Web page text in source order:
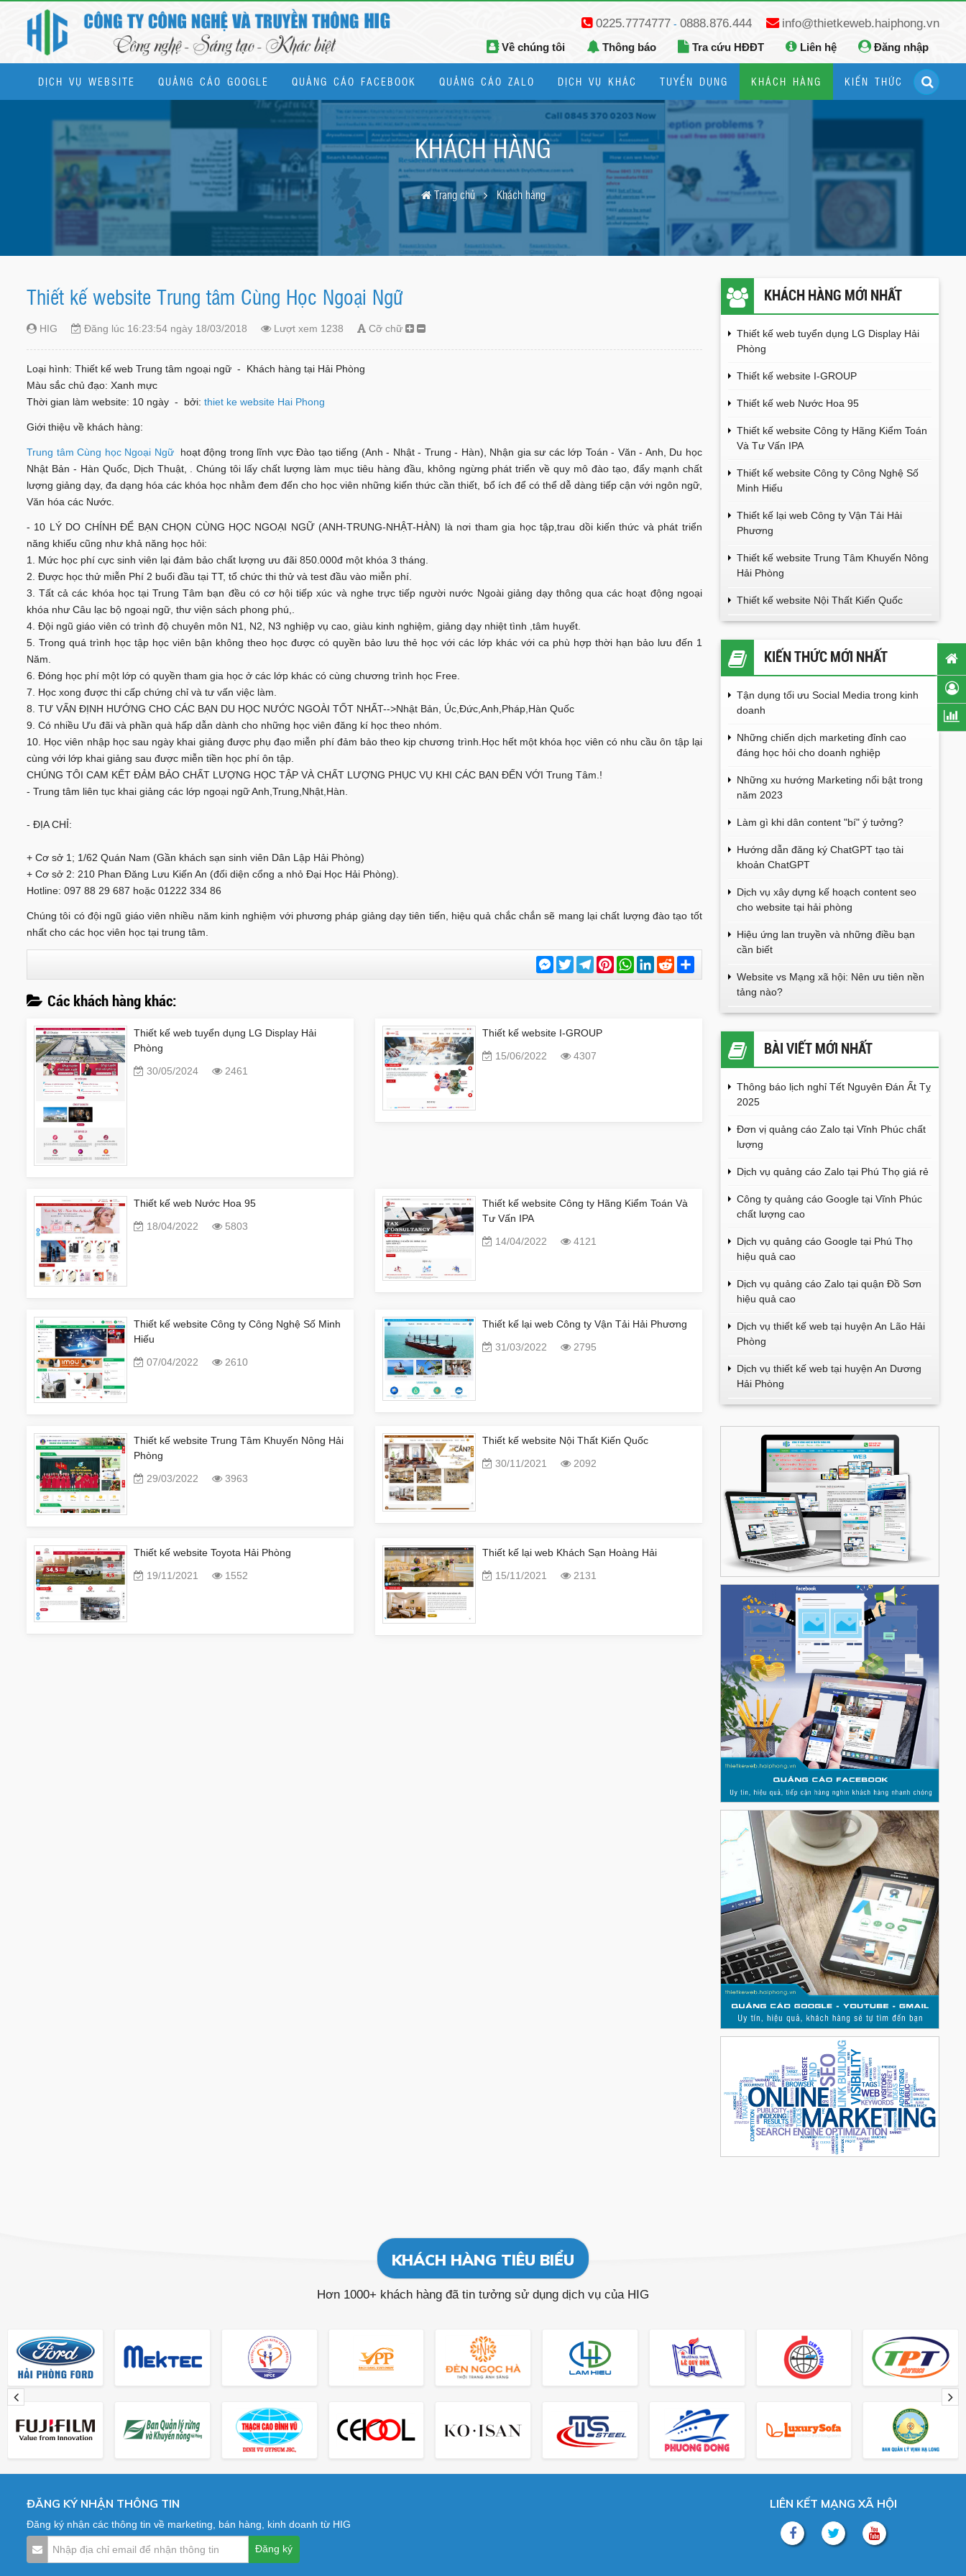
0225.7774777 - 0888.876.444 info@thietkeweb.haiphong.vn
Về chúng tôi Thông báo Tra cứu HĐĐT Liên hệ Đăng nhập
DỊCH VỤ WEBSITE QUẢNG CÁO GOOGLE QUẢNG CÁO FACEBOOK QUẢNG CÁO ZALO DỊCH VỤ KHÁC TUYỂN DỤNG KHÁCH HÀNG KIẾN THỨC
KHÁCH HÀNG
Trang chủ Khách hàng
Thiết kế website Trung tâm Cùng Học Ngoại Ngữ
HIG Đăng lúc 16:23:54 ngày 18/03/2018 Lượt xem 1238 Cỡ chữ
Loại hình: Thiết kế web Trung tâm ngoại ngữ - Khách hàng tại Hải Phòng
Màu sắc chủ đạo: Xanh mực
Thời gian làm website: 10 ngày - bởi: thiet ke website Hai Phong
Giới thiệu về khách hàng:
Trung tâm Cùng học Ngoại Ngữhoạt động trong lĩnh vực Đào tạo tiếng (Anh - Nhật - Trung - Hàn), Nhận gia sư các lớp Toán - Văn - Anh, Du học
Nhật Bản - Hàn Quốc, Dịch Thuật, . Chúng tôi lấy chất lượng làm mục tiêu hàng đầu, không ngừng phát triển về quy mô đào tạo, đẩy mạnh chất
lượng giảng dạy, đa dạng hóa các khóa học nhằm đem đến cho học viên những kiến thức cần thiết, bổ ích để có thể dễ dàng tiếp cận với ngôn ngữ,
Văn hóa các Nước.
- 10 LÝ DO CHÍNH ĐỂ BẠN CHỌN CÙNG HỌC NGOẠI NGỮ (ANH-TRUNG-NHẬT-HÀN) là nơi tham gia học tập,trau dồi kiến thức và phát triển
năng khiếu cũng như khả năng học hỏi:
1. Mức học phí cực sinh viên lại đảm bảo chất lượng ưu đãi 850.000đ một khóa 3 tháng.
2. Được học thử miễn Phí 2 buổi đầu tại TT, tổ chức thi thử và test đầu vào miễn phí.
3. Tất cả các khóa học tại Trung Tâm bạn đều có cơ hội tiếp xúc và nghe trực tiếp người nước Ngoài giảng dạy thông qua các hoạt động ngoại
khóa như Câu lạc bộ ngoại ngữ, thư viện sách phong phú,.
4. Đội ngũ giáo viên có trình độ chuyên môn N1, N2, N3 nghiệp vụ cao, giàu kinh nghiệm, giảng dạy nhiệt tình ,tâm huyết.
5. Trong quá trình học tập học viên bận không theo học được có quyền bảo lưu thẻ học với các lớp khác với ca phù hợp thời hạn bảo lưu đến 1
Năm.
6. Đóng học phí một lớp có quyền tham gia học ở các lớp khác có cùng chương trình học Free.
7. Học xong được thi cấp chứng chỉ và tư vấn việc làm.
8. TƯ VẤN ĐỊNH HƯỚNG CHO CÁC BẠN DU HỌC NƯỚC NGOÀI TỐT NHẤT-->Nhật Bản, Úc,Đức,Anh,Pháp,Hàn Quốc
9. Có nhiều Ưu đãi và phần quà hấp dẫn dành cho những học viên đăng kí học theo nhóm.
10. Học viên nhập học sau ngày khai giảng được phụ đạo miễn phí đảm bảo theo kịp chương trình.Học hết một khóa học viên có nhu cầu ôn tập lại
cùng với lớp khai giảng sau được miễn tiền học phí ôn tập.
CHÚNG TÔI CAM KẾT ĐẢM BẢO CHẤT LƯỢNG HỌC TẬP VÀ CHẤT LƯỢNG PHỤC VỤ KHI CÁC BẠN ĐẾN VỚI Trung Tâm.!
- Trung tâm liên tục khai giảng các lớp ngoại ngữ Anh,Trung,Nhật,Hàn.
- ĐỊA CHỈ:
+ Cơ sở 1; 1/62 Quán Nam (Gần khách sạn sinh viên Dân Lập Hải Phòng)
+ Cơ sở 2: 210 Phan Đăng Lưu Kiến An (đối diện cổng a nhỏ Đại Học Hải Phòng).
Hotline: 097 88 29 687 hoặc 01222 334 86
Chúng tôi có đội ngũ giáo viên nhiều năm kinh nghiệm với phương pháp giảng dạy tiên tiến, hiệu quả chắc chắn sẽ mang lại chất lượng đào tạo tốt
nhất cho các học viên học tại trung tâm.
Messenger
TwitterTelegramPinterestWhatsApp
LinkedInReddit
sẻ
Các khách hàng khác:
Thiết kế web tuyển dụng LG Display Hải
Phòng
30/05/2024
2461
Thiết kế website I-GROUP
15/06/2022
4307
Thiết kế web Nước Hoa 95
18/04/2022
5803
Thiết kế website Công ty Hãng Kiểm Toán Và
Tư Vấn IPA
14/04/2022
4121
Thiết kế website Công ty Công Nghệ Số Minh
Hiếu
07/04/2022
2610
Thiết kế lại web Công ty Vận Tải Hải Phương
31/03/2022
2795
Thiết kế website Trung Tâm Khuyến Nông Hải
Phòng
29/03/2022
3963
Thiết kế website Nội Thất Kiến Quốc
30/11/2021
2092
Thiết kế website Toyota Hải Phòng
19/11/2021
1552
Thiết kế lại web Khách Sạn Hoàng Hải
15/11/2021
2131
KHÁCH HÀNG MỚI NHẤT
Thiết kế web tuyển dụng LG Display Hải
Phòng
Thiết kế website I-GROUP
Thiết kế web Nước Hoa 95
Thiết kế website Công ty Hãng Kiểm Toán
Và Tư Vấn IPA
Thiết kế website Công ty Công Nghệ Số
Minh Hiếu
Thiết kế lại web Công ty Vận Tải Hải
Phương
Thiết kế website Trung Tâm Khuyến Nông
Hải Phòng
Thiết kế website Nội Thất Kiến Quốc
KIẾN THỨC MỚI NHẤT
Tận dụng tối ưu Social Media trong kinh
doanh
Những chiến dịch marketing đỉnh cao
đáng học hỏi cho doanh nghiệp
Những xu hướng Marketing nổi bật trong
năm 2023
Làm gì khi dân content "bí" ý tưởng?
Hướng dẫn đăng ký ChatGPT tạo tài
khoản ChatGPT
Dịch vụ xây dựng kế hoạch content seo
cho website tại hải phòng
Hiệu ứng lan truyền và những điều bạn
cần biết
Website vs Mạng xã hội: Nên ưu tiên nền
tảng nào?
BÀI VIẾT MỚI NHẤT
Thông báo lịch nghỉ Tết Nguyên Đán Ất Tỵ
2025
Đơn vị quảng cáo Zalo tại Vĩnh Phúc chất
lượng
Dịch vụ quảng cáo Zalo tại Phú Thọ giá rẻ
Công ty quảng cáo Google tại Vĩnh Phúc
chất lượng cao
Dịch vụ quảng cáo Google tại Phú Thọ
hiệu quả cao
Dịch vụ quảng cáo Zalo tại quận Đồ Sơn
hiệu quả cao
Dịch vụ thiết kế web tại huyện An Lão Hải
Phòng
Dịch vụ thiết kế web tại huyện An Dương
Hải Phòng
KHÁCH HÀNG TIÊU BIỂU
Hơn 1000+ khách hàng đã tin tưởng sử dụng dịch vụ của HIG
ĐĂNG KÝ NHẬN THÔNG TIN
Đăng ký nhận các thông tin về marketing, bán hàng, kinh doanh từ HIG
LIÊN KẾT MẠNG XÃ HỘI